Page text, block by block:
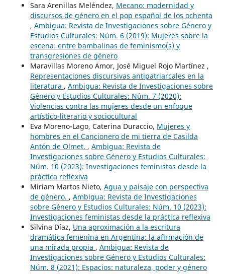
Sara Arenillas Meléndez, Mecano: modernidad y
discursos de género en el pop español de los ochenta
, Ambigua: Revista de Investigaciones sobre Género y
Estudios Culturales: Núm. 6 (2019): Mujeres sobre la
escena: entre bambalinas de feminismo(s) y
transgresiones de género
Maravillas Moreno Amor, José Miguel Rojo Martínez ,
Representaciones discursivas antipatriarcales en la
literatura , Ambigua: Revista de Investigaciones sobre
Género y Estudios Culturales: Núm. 7 (2020):
Violencias contra las mujeres desde un enfoque
artístico-literario y sociocultural
Eva Moreno-Lago, Caterina Duraccio, Mujeres y
hombres en el Cancionero de mi tierra de Casilda
Antón de Olmet. , Ambigua: Revista de
Investigaciones sobre Género y Estudios Culturales:
Núm. 10 (2023): Investigaciones feministas desde la
práctica reflexiva
Miriam Martos Nieto, Agua y paisaje con perspectiva
de género. , Ambigua: Revista de Investigaciones
sobre Género y Estudios Culturales: Núm. 10 (2023):
Investigaciones feministas desde la práctica reflexiva
Silvina Díaz, Una aproximación a la escritura
dramática femenina en Argentina: la afirmación de
una mirada propia , Ambigua: Revista de
Investigaciones sobre Género y Estudios Culturales:
Núm. 8 (2021): Espacios: naturaleza, poder y género